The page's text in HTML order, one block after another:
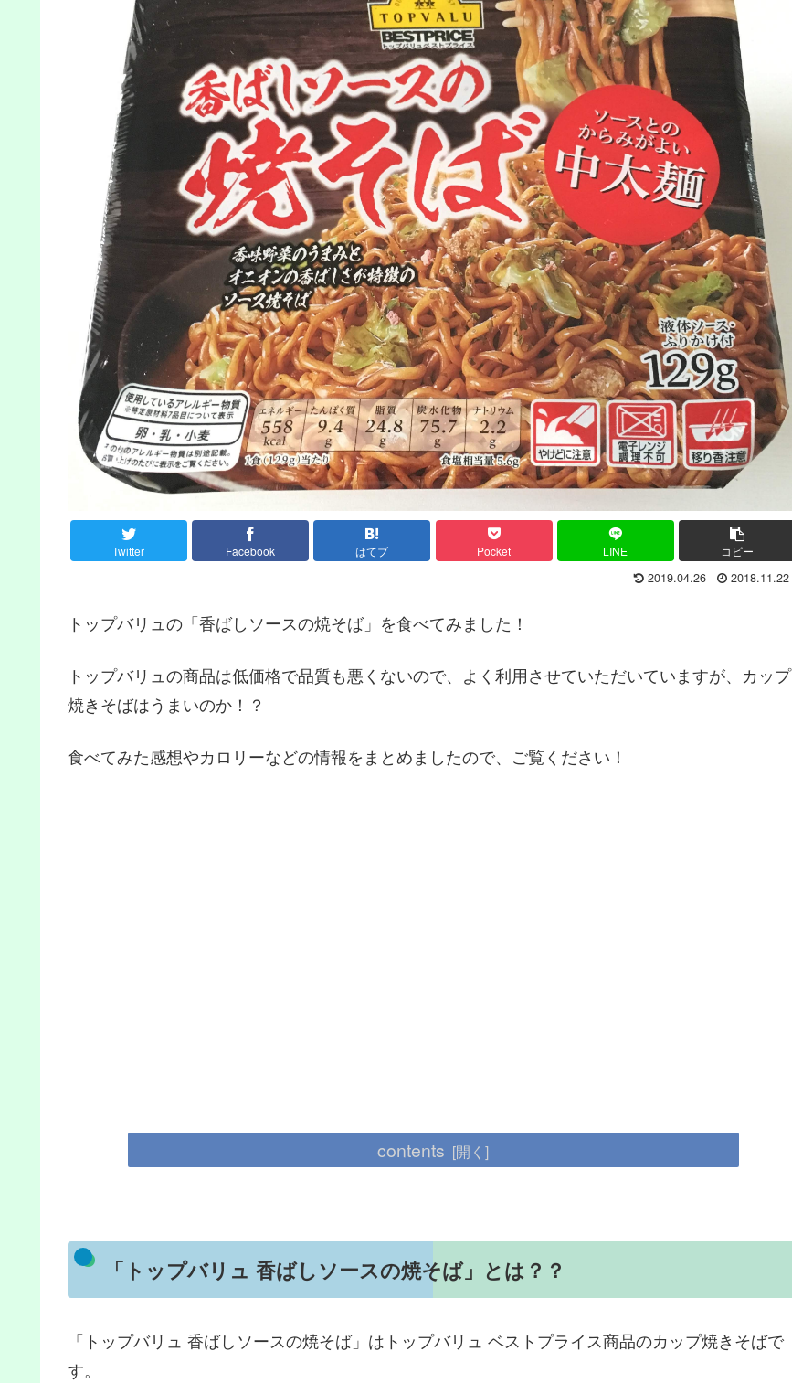
Twitter Facebook はてブ Pocket LINE コピー
2019.04.26 2018.11.22
トップバリュの「香ばしソースの焼そば」を食べてみました！
トップバリュの商品は低価格で品質も悪くないので、よく利用させていただいていますが、カップ
焼きそばはうまいのか！？
食べてみた感想やカロリーなどの情報をまとめましたので、ご覧ください！
contents
「トップバリュ 香ばしソースの焼そば」とは？？
「トップバリュ 香ばしソースの焼そば」はトップバリュ ベストプライス商品のカップ焼きそばで
す。